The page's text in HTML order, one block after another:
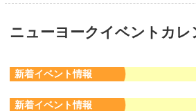
ニュース イベント 求人
物件 習い事
ニューヨークイベントカレ
新着イベント情報
新着イベント情報